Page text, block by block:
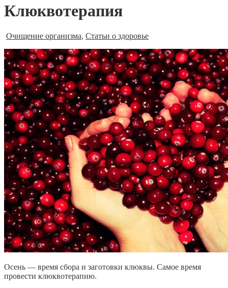
Клюквотерапия
Очищение организма, Статьи о здоровье
Осень — время сбора и заготовки клюквы. Самое время
провести клюквотерапию.